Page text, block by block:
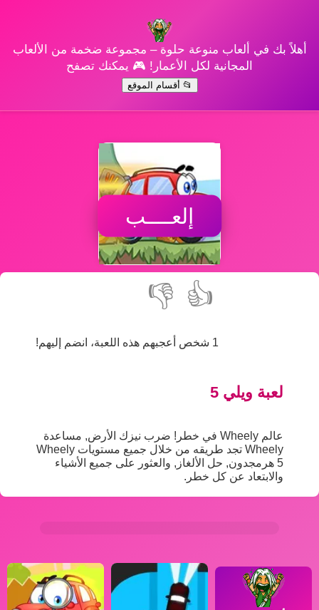
أهلاً بك في ألعاب منوعة حلوة – مجموعة ضخمة من الألعاب
المجانية لكل الأعمار! 🎮 يمكنك تصفح
📂 أقسام الموقع
إلعــــب
👍
👎
1 شخص أعجبهم هذه اللعبة، انضم إليهم!
لعبة ويلي 5
عالم Wheely في خطر! ضرب نيزك الأرض, مساعدة
Wheely تجد طريقه من خلال جميع مستويات Wheely
5 هرمجدون, حل الألغاز, والعثور على جميع الأشياء
والابتعاد عن كل خطر.